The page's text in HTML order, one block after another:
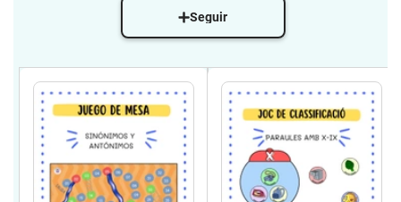
Seguir